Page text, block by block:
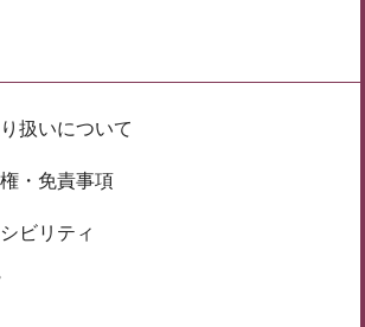
扱いについて
・免責事項
ビリティ